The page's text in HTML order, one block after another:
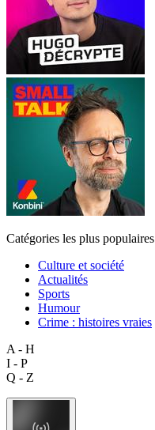
Catégories les plus populaires
Culture et société
Actualités
Sports
Humour
Crime : histoires vraies
A - H
I - P
Q - Z